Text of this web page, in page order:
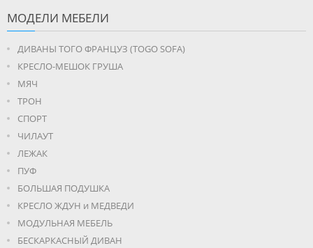
МОДЕЛИ МЕБЕЛИ
ДИВАНЫ ТОГО ФРАНЦУЗ (TOGO SOFA)
КРЕСЛО-МЕШОК ГРУША
МЯЧ
ТРОН
СПОРТ
ЧИЛАУТ
ЛЕЖАК
ПУФ
БОЛЬШАЯ ПОДУШКА
КРЕСЛО ЖДУН и МЕДВЕДИ
МОДУЛЬНАЯ МЕБЕЛЬ
БЕСКАРКАСНЫЙ ДИВАН